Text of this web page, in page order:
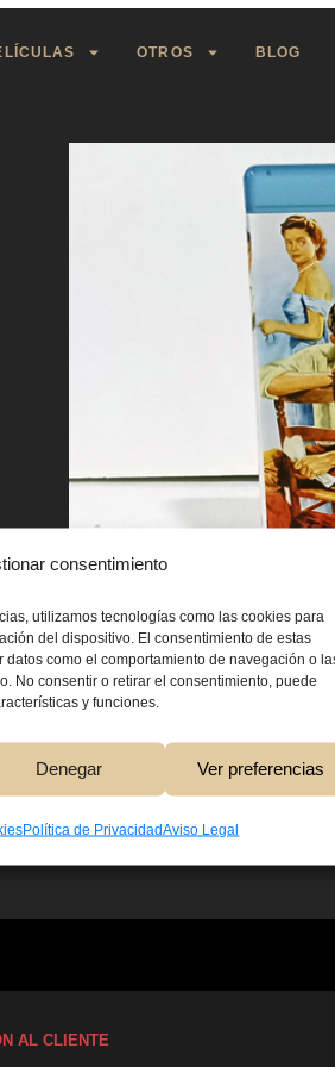
consentimiento
utilizamos tecnologías como las cookies para
del dispositivo. El consentimiento de estas
como el comportamiento de navegación o
No consentir o retirar el consentimiento, puede
y funciones.
Denegar Ver preferencias
Política de PrivacidadAviso Legal
OTROS BLOG
5,00
Añadir Al
AL CLIENTE